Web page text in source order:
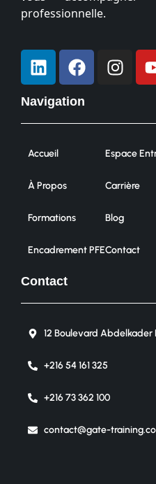
professionnelle.
Navigation
Accueil
À Propos
Formations
Encadrement PFE
Espace
Carrière
Blog
Contact
Contact
12 Boulevard Abdelkader
+216 54 161 325
+216 73 362 100
contact@gate-